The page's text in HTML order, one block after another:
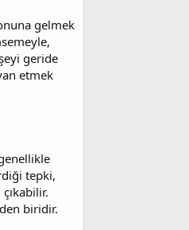
gelmek
geride
etmek
tepki,
biridir.